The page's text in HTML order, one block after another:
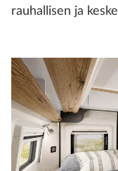
rauhallisen ja